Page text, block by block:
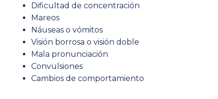
Dificultad de concentración
Mareos
Náuseas o vómitos
Visión borrosa o visión doble
Mala pronunciación
Convulsiones
Cambios de comportamiento